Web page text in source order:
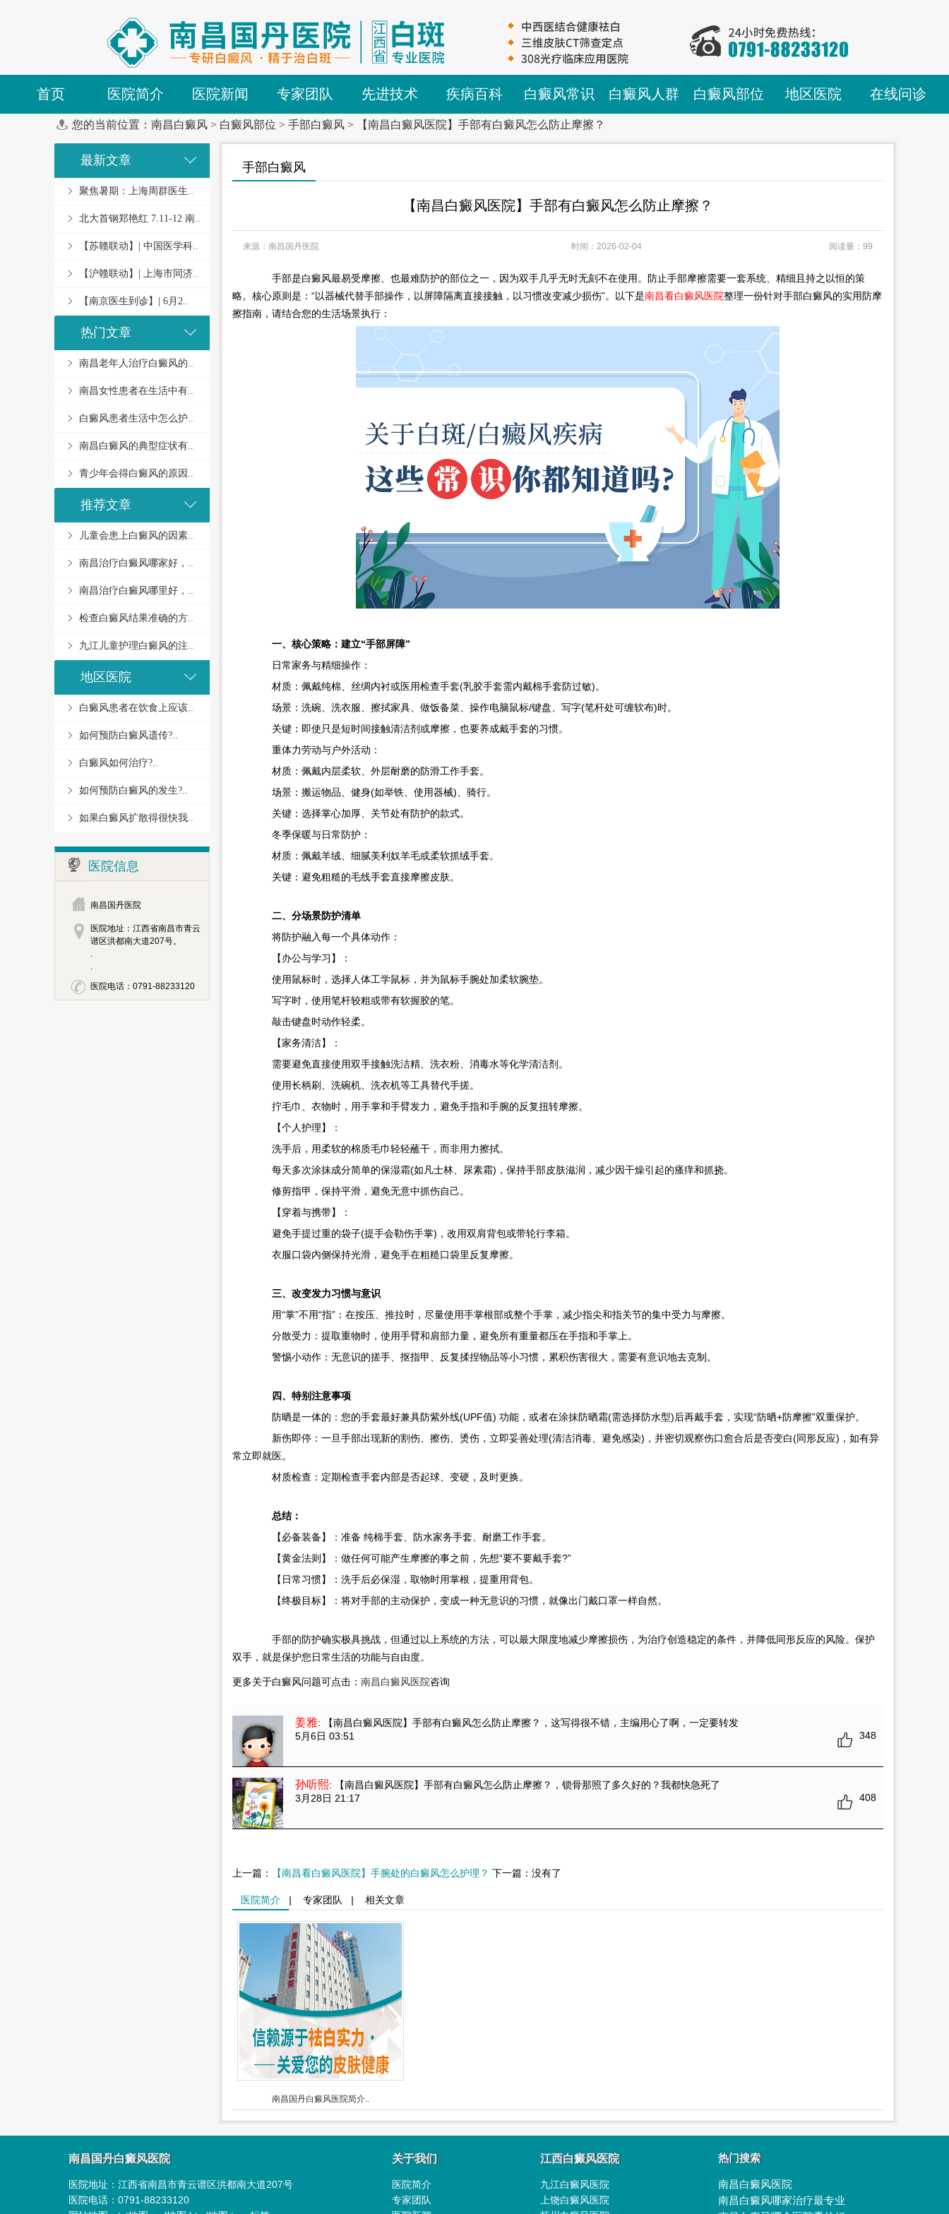
首页 医院简介 医院新闻 专家团队 先进技术 疾病百科 白癜风常识 白癜风人群 白癜风部位 地区医院 在线问诊
您的当前位置： 南昌白癜风 > 白癜风部位 > 手部白癜风 > 【南昌白癜风医院】手部有白癜风怎么防止摩擦？
最新文章
聚焦暑期：上海周群医生..
北大首钢郑艳红 7.11-12 南..
【苏赣联动】| 中国医学科..
【沪赣联动】| 上海市同济..
【南京医生到诊】| 6月2..
热门文章
南昌老年人治疗白癜风的..
南昌女性患者在生活中有..
白癜风患者生活中怎么护..
南昌白癜风的典型症状有..
青少年会得白癜风的原因..
推荐文章
儿童会患上白癜风的因素..
南昌治疗白癜风哪家好，..
南昌治疗白癜风哪里好，..
检查白癜风结果准确的方..
九江儿童护理白癜风的注..
地区医院
白癜风患者在饮食上应该..
如何预防白癜风遗传?..
白癜风如何治疗?..
如何预防白癜风的发生?..
如果白癜风扩散得很快我..
医院信息
南昌国丹医院
医院地址：江西省南昌市青云
谱区洪都南大道207号。
.
.
医院电话：0791-88233120
手部白癜风
【南昌白癜风医院】手部有白癜风怎么防止摩擦？
来源：南昌国丹医院 时间：2026-02-04 阅读量：99
手部是白癜风最易受摩擦、也最难防护的部位之一，因为双手几乎无时无刻不在使用。防止手部摩擦需要一套系统、精细且持之以恒的策
略。核心原则是：“以器械代替手部操作，以屏障隔离直接接触，以习惯改变减少损伤”。以下是南昌看白癜风医院整理一份针对手部白癜风的实用防摩
擦指南，请结合您的生活场景执行：
一、核心策略：建立“手部屏障”
日常家务与精细操作：
材质：佩戴纯棉、丝绸内衬或医用检查手套(乳胶手套需内戴棉手套防过敏)。
场景：洗碗、洗衣服、擦拭家具、做饭备菜、操作电脑鼠标/键盘、写字(笔杆处可缠软布)时。
关键：即使只是短时间接触清洁剂或摩擦，也要养成戴手套的习惯。
重体力劳动与户外活动：
材质：佩戴内层柔软、外层耐磨的防滑工作手套。
场景：搬运物品、健身(如举铁、使用器械)、骑行。
关键：选择掌心加厚、关节处有防护的款式。
冬季保暖与日常防护：
材质：佩戴羊绒、细腻美利奴羊毛或柔软抓绒手套。
关键：避免粗糙的毛线手套直接摩擦皮肤。
二、分场景防护清单
将防护融入每一个具体动作：
【办公与学习】：
使用鼠标时，选择人体工学鼠标，并为鼠标手腕处加柔软腕垫。
写字时，使用笔杆较粗或带有软握胶的笔。
敲击键盘时动作轻柔。
【家务清洁】：
需要避免直接使用双手接触洗洁精、洗衣粉、消毒水等化学清洁剂。
使用长柄刷、洗碗机、洗衣机等工具替代手搓。
拧毛巾、衣物时，用手掌和手臂发力，避免手指和手腕的反复扭转摩擦。
【个人护理】：
洗手后，用柔软的棉质毛巾轻轻蘸干，而非用力擦拭。
每天多次涂抹成分简单的保湿霜(如凡士林、尿素霜)，保持手部皮肤滋润，减少因干燥引起的瘙痒和抓挠。
修剪指甲，保持平滑，避免无意中抓伤自己。
【穿着与携带】：
避免手提过重的袋子(提手会勒伤手掌)，改用双肩背包或带轮行李箱。
衣服口袋内侧保持光滑，避免手在粗糙口袋里反复摩擦。
三、改变发力习惯与意识
用“掌”不用“指”：在按压、推拉时，尽量使用手掌根部或整个手掌，减少指尖和指关节的集中受力与摩擦。
分散受力：提取重物时，使用手臂和肩部力量，避免所有重量都压在手指和手掌上。
警惕小动作：无意识的搓手、抠指甲、反复揉捏物品等小习惯，累积伤害很大，需要有意识地去克制。
四、特别注意事项
防晒是一体的：您的手套最好兼具防紫外线(UPF值)​ 功能，或者在涂抹防晒霜(需选择防水型)后再戴手套，实现“防晒+防摩擦”双重保护。
新伤即停：一旦手部出现新的割伤、擦伤、烫伤，立即妥善处理(清洁消毒、避免感染)，并密切观察伤口愈合后是否变白(同形反应)，如有异
常立即就医。
材质检查：定期检查手套内部是否起球、变硬，及时更换。
总结：
【必备装备】：准备 纯棉手套、防水家务手套、耐磨工作手套。
【黄金法则】：做任何可能产生摩擦的事之前，先想“要不要戴手套?”
【日常习惯】：洗手后必保湿，取物时用掌根，提重用背包。
【终极目标】：将对手部的主动保护，变成一种无意识的习惯，就像出门戴口罩一样自然。
手部的防护确实极具挑战，但通过以上系统的方法，可以最大限度地减少摩擦损伤，为治疗创造稳定的条件，并降低同形反应的风险。保护
双手，就是保护您日常生活的功能与自由度。
更多关于白癜风问题可点击： 南昌白癜风医院咨询
姜雅: 【南昌白癜风医院】手部有白癜风怎么防止摩擦？ ，这写得很不错，主编用心了啊，一定要转发
5月6日 03:51
348
孙听熙: 【南昌白癜风医院】手部有白癜风怎么防止摩擦？ ，锁骨那照了多久好的？我都快急死了
3月28日 21:17
408
上一篇： 【南昌看白癜风医院】手腕处的白癜风怎么护理？ 下一篇：没有了
医院简介 | 专家团队 | 相关文章
南昌国丹白癜风医院简介..
南昌国丹白癜风医院
医院地址： 江西省南昌市青云谱区洪都南大道207号
医院电话： 0791-88233120
关于我们
医院简介
专家团队
江西白癜风医院
九江白癜风医院
上饶白癜风医院
热门搜索
南昌白癜风医院
南昌白癜风哪家治疗最专业